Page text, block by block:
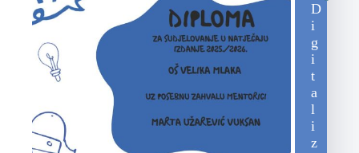
D
i
g
i
t
a
l
i
z